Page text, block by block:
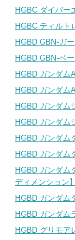
HGBC ダイバー
HGBC ティルト
HGBD GBN-ガ
HGBD GBN-ベ
HGBD ガンダム
HGBD ガンダム
HGBD ガンダム
HGBD ガンダム
HGBD ガンダム
HGBD ガンダム
HGBD ガンダム
ディメンション
HGBD ガンダム
HGBD ガンダム
HGBD グリモア